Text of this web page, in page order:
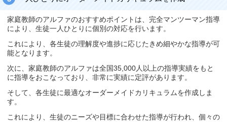
家庭教師のアルファのおすすめポイントは、完全マンツーマン指導
により、生徒一人ひとりに個別の対応を行います。
これにより、各生徒の理解度や進捗に応じたきめ細やかな指導が可
能となります。
次に、家庭教師のアルファは全国35,000人以上の指導実績をもと
に指導をおこなっており、非常に実績に定評があります。
そして、各生徒に最適なオーダーメイドカリキュラムを作成しま
す。
これにより、生徒のニーズや目標に合わせた指導が行われ、個々の